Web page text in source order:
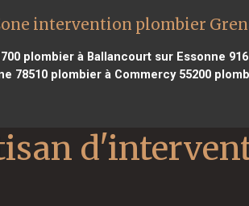
intervention plombier
plombier à Ballancourt sur Essonne
78510 plombier à Commercy 55200